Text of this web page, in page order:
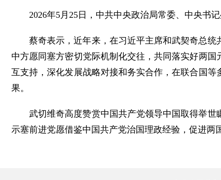
2026年5月25日，中共中央政治局常委、中央书
蔡奇表示，近年来，在习近平主席和武契奇总
中方愿同塞方密切党际机制化交往，共同落实好两
互支持，深化发展战略对接和务实合作，在联合国
果。
武切维奇高度赞赏中国共产党领导中国取得举
示塞前进党愿借鉴中国共产党治国理政经验，促进两